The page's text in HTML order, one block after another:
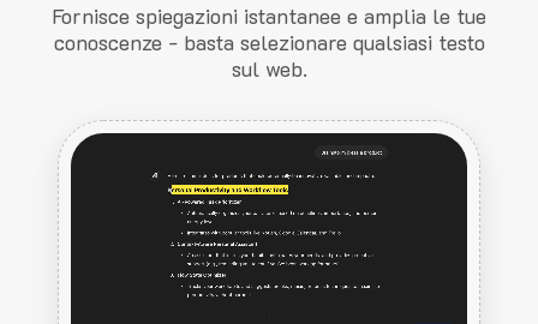
Fornisce spiegazioni istantanee e amplia le tue
conoscenze - basta selezionare qualsiasi testo
sul web.